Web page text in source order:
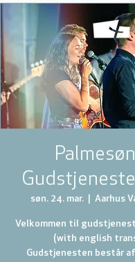
Gudstjeneste
søn. 24. mar. Aarhus
Velkommen til
(with english
Gudstjenesten består